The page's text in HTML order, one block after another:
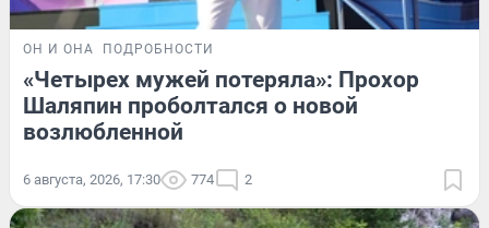
ОН И ОНА ПОДРОБНОСТИ
«Четырех мужей потеряла»: Прохор
Шаляпин проболтался о новой
возлюбленной
6 августа, 2026, 17:30 774 2